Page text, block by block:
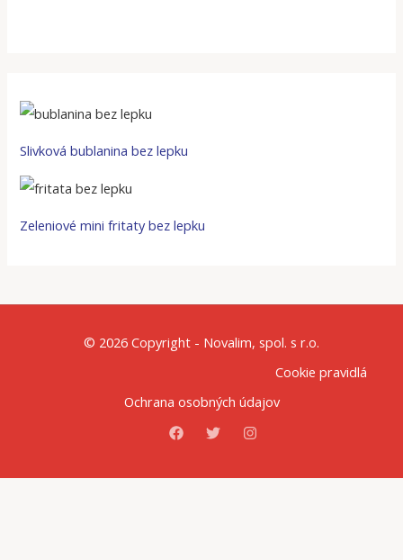
Slivková bublanina bez lepku
Zeleniové mini fritaty bez lepku
© 2026 Copyright - Novalim, spol. s r.o.
Cookie pravidlá
Ochrana osobných údajov